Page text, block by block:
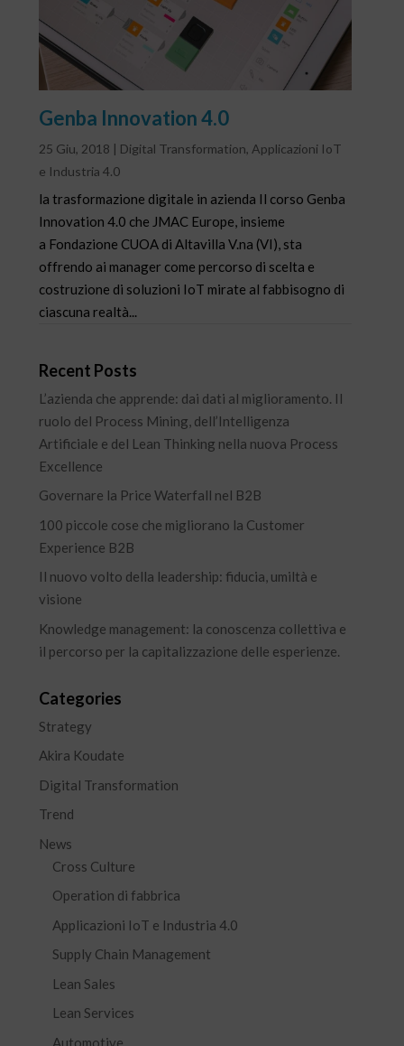
Genba Innovation 4.0
25 Giu, 2018 | Digital Transformation, Applicazioni IoT
e Industria 4.0
la trasformazione digitale in azienda Il corso Genba
Innovation 4.0 che JMAC Europe, insieme
a Fondazione CUOA di Altavilla V.na (VI), sta
offrendo ai manager come percorso di scelta e
costruzione di soluzioni IoT mirate al fabbisogno di
ciascuna realtà...
Recent Posts
L’azienda che apprende: dai dati al miglioramento. Il
ruolo del Process Mining, dell’Intelligenza
Artificiale e del Lean Thinking nella nuova Process
Excellence
Governare la Price Waterfall nel B2B
100 piccole cose che migliorano la Customer
Experience B2B
Il nuovo volto della leadership: fiducia, umiltà e
visione
Knowledge management: la conoscenza collettiva e
il percorso per la capitalizzazione delle esperienze.
Categories
Strategy
Akira Koudate
Digital Transformation
Trend
News
Cross Culture
Operation di fabbrica
Applicazioni IoT e Industria 4.0
Supply Chain Management
Lean Sales
Lean Services
Automotive